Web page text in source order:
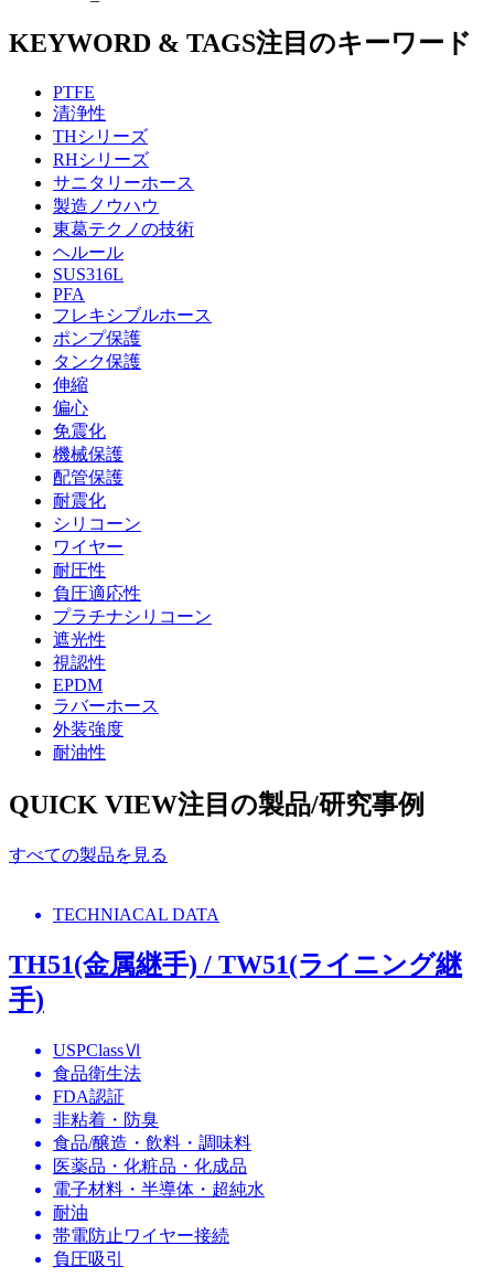
KEYWORD & TAGS注目のキーワード
PTFE
清浄性
THシリーズ
RHシリーズ
サニタリーホース
製造ノウハウ
東葛テクノの技術
ヘルール
SUS316L
PFA
フレキシブルホース
ポンプ保護
タンク保護
伸縮
偏心
免震化
機械保護
配管保護
耐震化
シリコーン
ワイヤー
耐圧性
負圧適応性
プラチナシリコーン
遮光性
視認性
EPDM
ラバーホース
外装強度
耐油性
QUICK VIEW注目の製品/研究事例
すべての製品を見る
TECHNIACAL DATA
TH51(金属継手) / TW51(ライニング継
手)
USPClassⅥ
食品衛生法
FDA認証
非粘着・防臭
食品/醸造・飲料・調味料
医薬品・化粧品・化成品
電子材料・半導体・超純水
耐油
帯電防止ワイヤー接続
負圧吸引